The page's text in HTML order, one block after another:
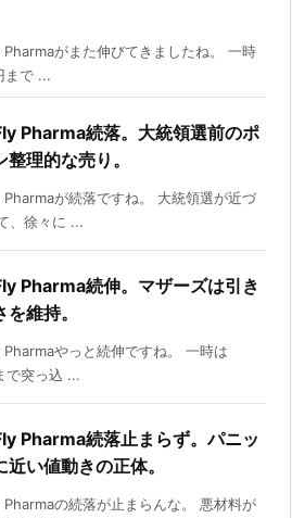
がまた伸びてきましたね。 一時
まで ...
Pharma続落。大統領選前のポ
整理的な売り。
が続落ですね。 大統領選が近づ
、徐々に ...
Pharma続伸。マザーズは引き
維持。
やっと続伸ですね。 一時は
で突っ込 ...
Pharma続落止まらず。パニッ
近い値動きの正体。
の続落が止まらんな。 悪材料が